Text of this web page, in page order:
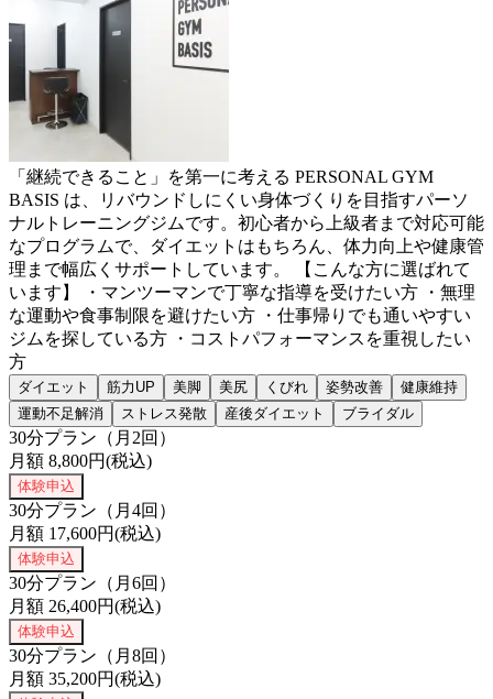
「継続できること」を第一に考える PERSONAL GYM
BASIS は、リバウンドしにくい身体づくりを目指すパーソ
ナルトレーニングジムです。初心者から上級者まで対応可能
なプログラムで、ダイエットはもちろん、体力向上や健康管
理まで幅広くサポートしています。 【こんな方に選ばれて
います】 ・マンツーマンで丁寧な指導を受けたい方 ・無理
な運動や食事制限を避けたい方 ・仕事帰りでも通いやすい
ジムを探している方 ・コストパフォーマンスを重視したい
方
ダイエット 筋力UP 美脚 美尻 くびれ 姿勢改善
健康維持
運動不足解消
ストレス発散 産後ダイエット ブライダル
30分プラン（月2回）
月額 8,800円(税込)
体験申込
30分プラン（月4回）
月額 17,600円(税込)
体験申込
30分プラン（月6回）
月額 26,400円(税込)
体験申込
30分プラン（月8回）
月額 35,200円(税込)